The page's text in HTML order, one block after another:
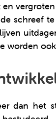
schreef
worden
dan het